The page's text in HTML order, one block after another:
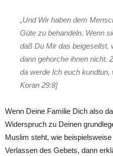
„Und Wir haben dem
Güte zu behandeln. Wenn
daß Du Mir das beigesellst,
dann gehorche ihnen nicht.
da werde Ich euch kundtun,
Koran 29:8]
Wenn Deine Familie Dich also
Widerspruch zu Deinen
Muslim steht, wie
Verlassen des Gebets, dann